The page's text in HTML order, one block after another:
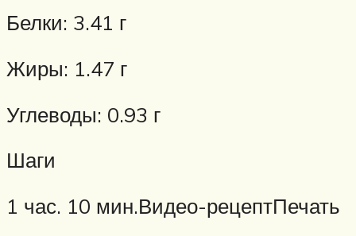
Белки: 3.41 г
Жиры: 1.47 г
Углеводы: 0.93 г
Шаги
1 час. 10 мин.Видео-рецептПечать